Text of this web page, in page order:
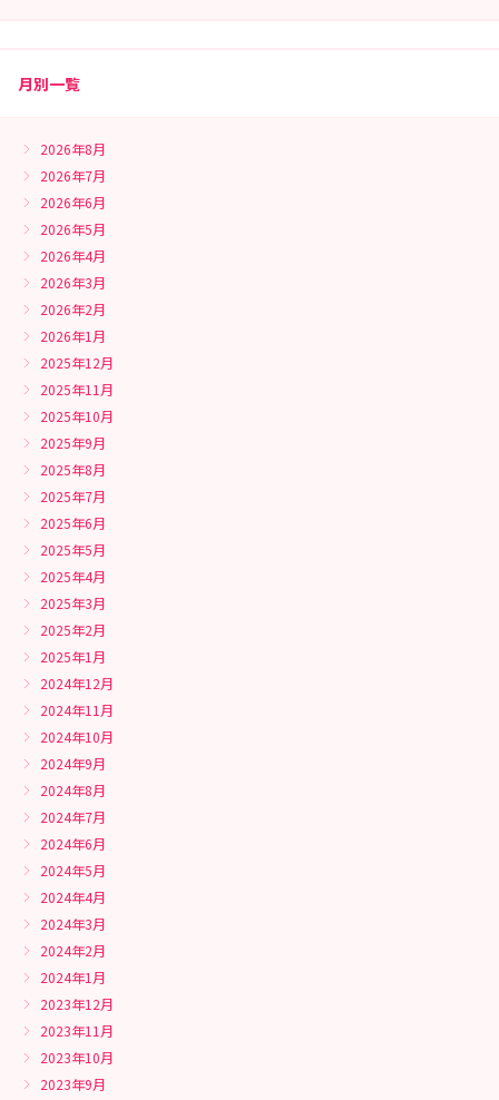
月別一覧
2026年8月
2026年7月
2026年6月
2026年5月
2026年4月
2026年3月
2026年2月
2026年1月
2025年12月
2025年11月
2025年10月
2025年9月
2025年8月
2025年7月
2025年6月
2025年5月
2025年4月
2025年3月
2025年2月
2025年1月
2024年12月
2024年11月
2024年10月
2024年9月
2024年8月
2024年7月
2024年6月
2024年5月
2024年4月
2024年3月
2024年2月
2024年1月
2023年12月
2023年11月
2023年10月
2023年9月